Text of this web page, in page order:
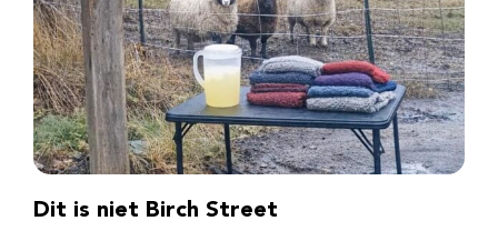
Dit is niet Birch Street